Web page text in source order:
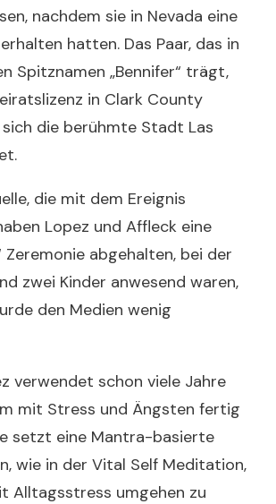
nachdem sie in Nevada eine
hatten. Das Paar, das in
Spitznamen „Bennifer“ trägt,
in Clark County
sich die berühmte Stadt Las
die mit dem Ereignis
Lopez und Affleck eine
Zeremonie abgehalten, bei der
zwei Kinder anwesend waren,
den Medien wenig
verwendet schon viele Jahre
mit Stress und Ängsten fertig
setzt eine Mantra-basierte
wie in der Vital Self Meditation,
Alltagsstress umgehen zu